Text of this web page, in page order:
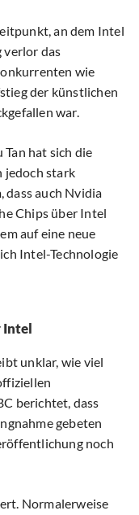
an dem Intel
verlor das
wie
der künstlichen
war.
hat sich die
jedoch stark
dass auch Nvidia
Chips über Intel
auf eine neue
Intel-Technologie
Intel
unklar, wie viel
berichtet, dass
gebeten
noch
Normalerweise